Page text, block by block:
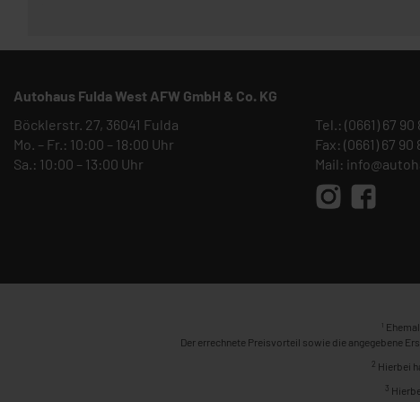
Autohaus Fulda West AFW GmbH & Co. KG
Böcklerstr. 27, 36041 Fulda
Mo. – Fr.: 10:00 – 18:00 Uhr
Sa.: 10:00 – 13:00 Uhr
Tel.: (0661) 67 90
Fax: (0661) 67 90
Mail:
1
Der errechnete Preisvorteil sowie die angegebene
2 Hierbei
3